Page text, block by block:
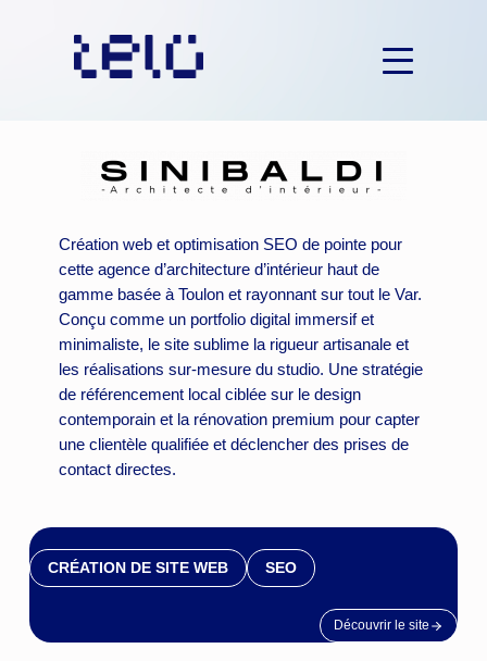
Création web et optimisation SEO de pointe pour
cette agence d’architecture d’intérieur haut de
gamme basée à Toulon et rayonnant sur tout le Var.
Conçu comme un portfolio digital immersif et
minimaliste, le site sublime la rigueur artisanale et
les réalisations sur-mesure du studio. Une stratégie
de référencement local ciblée sur le design
contemporain et la rénovation premium pour capter
une clientèle qualifiée et déclencher des prises de
contact directes.
CRÉATION DE SITE WEB SEO
Découvrir le site